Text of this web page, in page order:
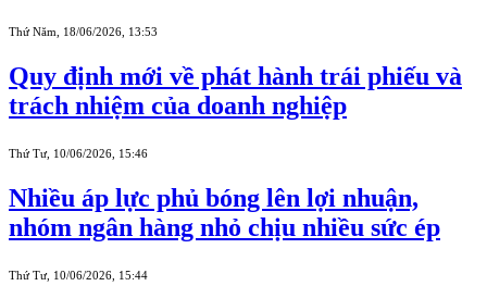
Thứ Năm, 18/06/2026, 13:53
Quy định mới về phát hành trái phiếu và
trách nhiệm của doanh nghiệp
Thứ Tư, 10/06/2026, 15:46
Nhiều áp lực phủ bóng lên lợi nhuận,
nhóm ngân hàng nhỏ chịu nhiều sức ép
Thứ Tư, 10/06/2026, 15:44